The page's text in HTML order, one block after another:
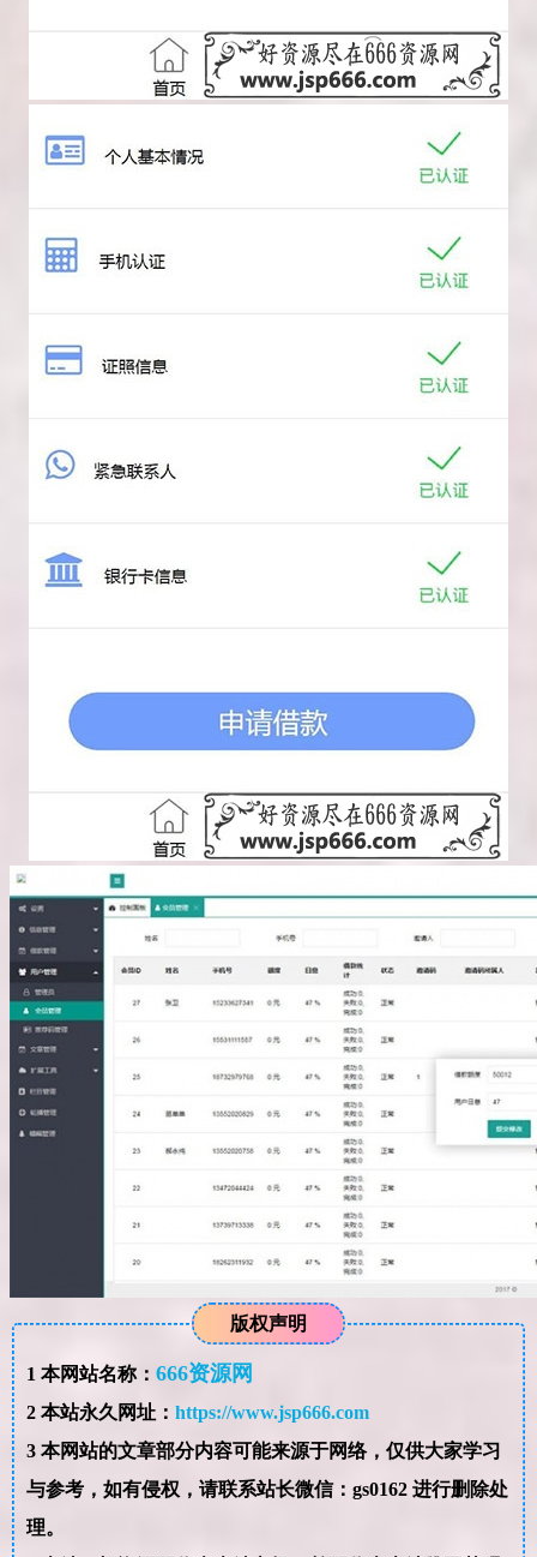
版权声明
1 本网站名称： 666资源网
2本站永久网址： https://www.jsp666.com
3本网站的文章部分内容可能来源于网络，仅供大家学习
与参考，如有侵权，请联系站长微信：gs0162 进行删除处
理。